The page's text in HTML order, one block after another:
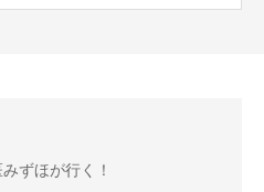
ずほが行く！